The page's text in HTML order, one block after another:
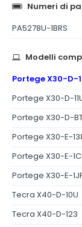
Numeri di
PA5278U-1BRS
Modelli
Portege X30-D-
Portege X30-D-
Portege X30-D-
Portege X30-E-
Portege X30-E-
Portege X30-E-
Tecra X40-D-10U
Tecra X40-D-123